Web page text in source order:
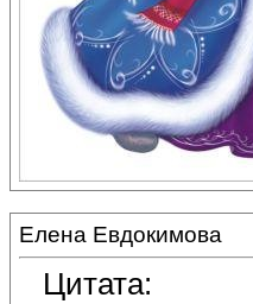
Елена Евдокимова
Цитата: